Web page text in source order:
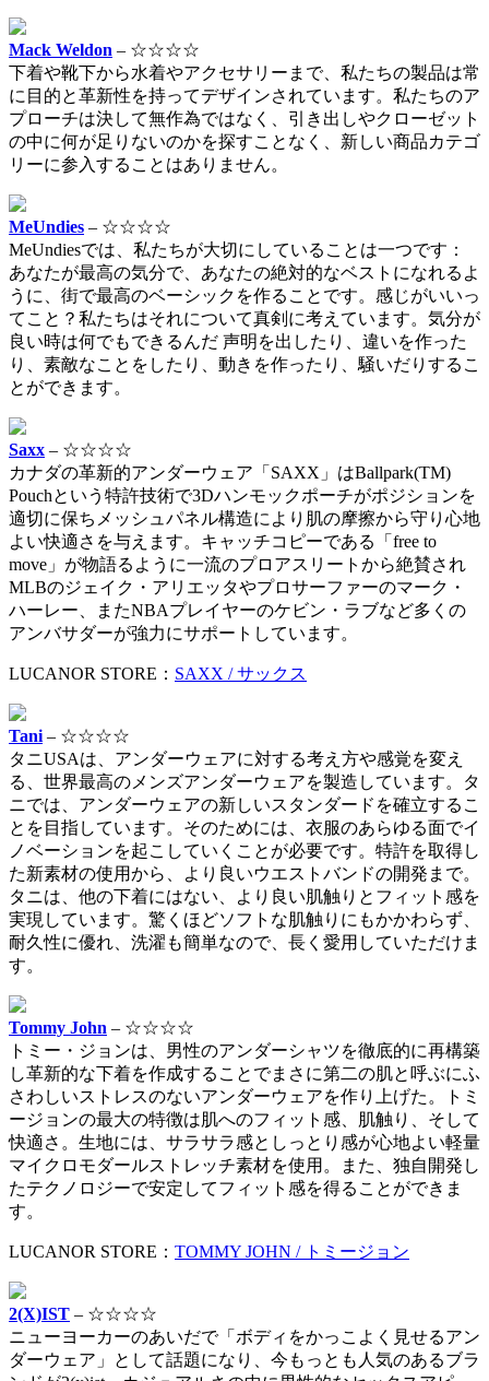
Mack Weldon – ☆☆☆☆
下着や靴下から水着やアクセサリーまで、私たちの製品は常
に目的と革新性を持ってデザインされています。私たちのア
プローチは決して無作為ではなく、引き出しやクローゼット
の中に何が足りないのかを探すことなく、新しい商品カテゴ
リーに参入することはありません。
MeUndies – ☆☆☆☆
MeUndiesでは、私たちが大切にしていることは一つです：
あなたが最高の気分で、あなたの絶対的なベストになれるよ
うに、街で最高のベーシックを作ることです。感じがいいっ
てこと？私たちはそれについて真剣に考えています。気分が
良い時は何でもできるんだ 声明を出したり、違いを作った
り、素敵なことをしたり、動きを作ったり、騒いだりするこ
とができます。
Saxx – ☆☆☆☆
カナダの革新的アンダーウェア「SAXX」はBallpark(TM)
Pouchという特許技術で3Dハンモックポーチがポジションを
適切に保ちメッシュパネル構造により肌の摩擦から守り心地
よい快適さを与えます。キャッチコピーである「free to
move」が物語るように一流のプロアスリートから絶賛され
MLBのジェイク・アリエッタやプロサーファーのマーク・
ハーレー、またNBAプレイヤーのケビン・ラブなど多くの
アンバサダーが強力にサポートしています。
LUCANOR STORE： SAXX / サックス
Tani – ☆☆☆☆
タニUSAは、アンダーウェアに対する考え方や感覚を変え
る、世界最高のメンズアンダーウェアを製造しています。タ
ニでは、アンダーウェアの新しいスタンダードを確立するこ
とを目指しています。そのためには、衣服のあらゆる面でイ
ノベーションを起こしていくことが必要です。特許を取得し
た新素材の使用から、より良いウエストバンドの開発まで。
タニは、他の下着にはない、より良い肌触りとフィット感を
実現しています。驚くほどソフトな肌触りにもかかわらず、
耐久性に優れ、洗濯も簡単なので、長く愛用していただけま
す。
Tommy John – ☆☆☆☆
トミー・ジョンは、男性のアンダーシャツを徹底的に再構築
し革新的な下着を作成することでまさに第二の肌と呼ぶにふ
さわしいストレスのないアンダーウェアを作り上げた。トミ
ージョンの最大の特徴は肌へのフィット感、肌触り、そして
快適さ。生地には、サラサラ感としっとり感が心地よい軽量
マイクロモダールストレッチ素材を使用。また、独自開発し
たテクノロジーで安定してフィット感を得ることができま
す。
LUCANOR STORE： TOMMY JOHN / トミージョン
2(X)IST – ☆☆☆☆
ニューヨーカーのあいだで「ボディをかっこよく見せるアン
ダーウェア」として話題になり、今もっとも人気のあるブラ